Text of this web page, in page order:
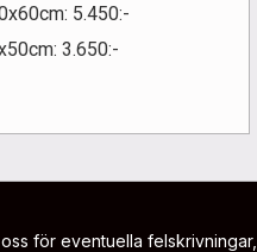
5.450:-
3.650:-
för eventuella felskrivningar,